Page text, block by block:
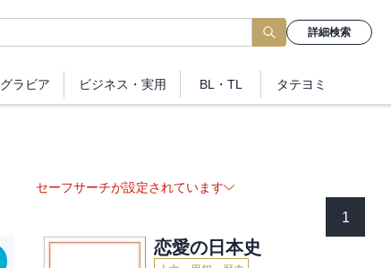
詳細検索
グラビア ビジネス ・実用 BL・TL タテヨミ
セーフサーチが設定されています
1
恋愛の日本史